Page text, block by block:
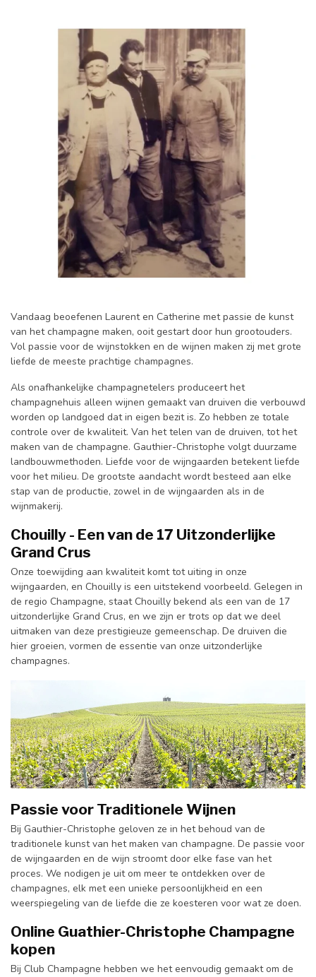
Vandaag beoefenen Laurent en Catherine met passie de kunst
van het champagne maken, ooit gestart door hun grootouders.
Vol passie voor de wijnstokken en de wijnen maken zij met grote
liefde de meeste prachtige champagnes.
Als onafhankelijke champagnetelers produceert het
champagnehuis alleen wijnen gemaakt van druiven die verbouwd
worden op landgoed dat in eigen bezit is. Zo hebben ze totale
controle over de kwaliteit. Van het telen van de druiven, tot het
maken van de champagne. Gauthier-Christophe volgt duurzame
landbouwmethoden. Liefde voor de wijngaarden betekent liefde
voor het milieu. De grootste aandacht wordt besteed aan elke
stap van de productie, zowel in de wijngaarden als in de
wijnmakerij.
Chouilly - Een van de 17 Uitzonderlijke
Grand Crus
Onze toewijding aan kwaliteit komt tot uiting in onze
wijngaarden, en Chouilly is een uitstekend voorbeeld. Gelegen in
de regio Champagne, staat Chouilly bekend als een van de 17
uitzonderlijke Grand Crus, en we zijn er trots op dat we deel
uitmaken van deze prestigieuze gemeenschap. De druiven die
hier groeien, vormen de essentie van onze uitzonderlijke
champagnes.
Passie voor Traditionele Wijnen
Bij Gauthier-Christophe geloven ze in het behoud van de
traditionele kunst van het maken van champagne. De passie voor
de wijngaarden en de wijn stroomt door elke fase van het
proces. We nodigen je uit om meer te ontdekken over de
champagnes, elk met een unieke persoonlijkheid en een
weerspiegeling van de liefde die ze koesteren voor wat ze doen.
Online Guathier-Christophe Champagne
kopen
Bij Club Champagne hebben we het eenvoudig gemaakt om de